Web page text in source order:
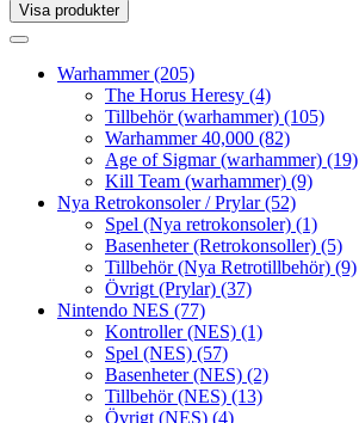
Visa produkter
Toggle
Toggle
navigationWarhammer(205)
The Horus Heresy (4)
Tillbehör (warhammer) (105)
Warhammer 40,000 (82)
Age of Sigmar (warhammer) (19)
Kill Team (warhammer) (9)
Nya Retrokonsoler / Prylar(52)
Spel (Nya retrokonsoler) (1)
Basenheter (Retrokonsoller) (5)
Tillbehör (Nya Retrotillbehör) (9)
Övrigt (Prylar) (37)
Nintendo NES (77)
Kontroller (NES) (1)
Spel (NES) (57)
Basenheter (NES) (2)
Tillbehör (NES) (13)
Övrigt (NES) (4)